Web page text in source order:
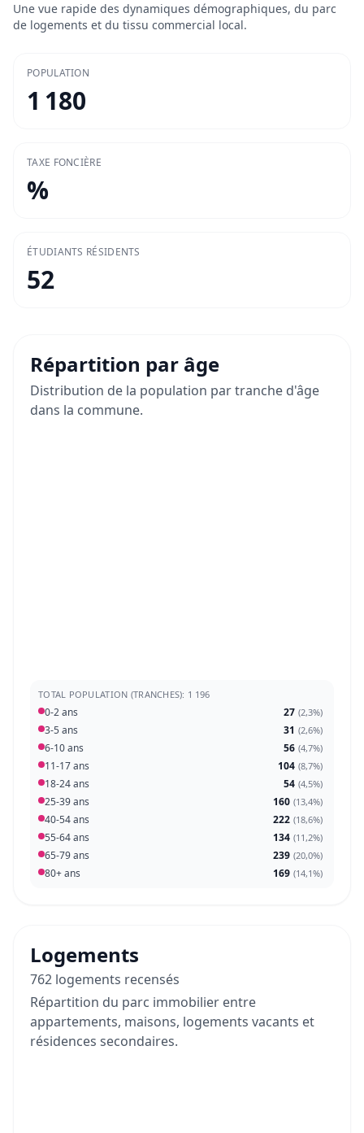
Une vue rapide des dynamiques démographiques, du parc
de logements et du tissu commercial local.
POPULATION
1 180
TAXE FONCIÈRE
%
ÉTUDIANTS RÉSIDENTS
52
Répartition par âge
Distribution de la population par tranche d'âge
dans la commune.
TOTAL POPULATION (TRANCHES): 1 196
0-2 ans 27 (2,3%)
3-5 ans 31 (2,6%)
6-10 ans 56 (4,7%)
11-17 ans 104 (8,7%)
18-24 ans 54 (4,5%)
25-39 ans 160 (13,4%)
40-54 ans 222 (18,6%)
55-64 ans 134 (11,2%)
65-79 ans 239 (20,0%)
80+ ans 169 (14,1%)
Logements
762 logements recensés
Répartition du parc immobilier entre
appartements, maisons, logements vacants et
résidences secondaires.